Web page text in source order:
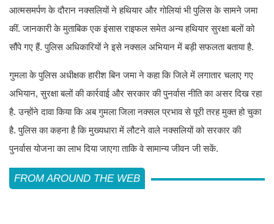
आत्मसमर्पण के दौरान नक्सलियों ने हथियार और गोलियां भी पुलिस के सामने जमा
कीं. जानकारी के मुताबिक एक इंसास राइफल समेत अन्य हथियार सुरक्षा बलों को
सौंपे गए हैं. पुलिस अधिकारियों ने इसे नक्सल अभियान में बड़ी सफलता बताया है.
गुमला के पुलिस अधीक्षक हारीश बिन जमा ने कहा कि जिले में लगातार चलाए गए
अभियान, सुरक्षा बलों की कार्रवाई और सरकार की पुनर्वास नीति का असर दिख रहा
है. उन्होंने दावा किया कि अब गुमला जिला नक्सल प्रभाव से पूरी तरह मुक्त हो चुका
है. पुलिस का कहना है कि मुख्यधारा में लौटने वाले नक्सलियों को सरकार की
पुनर्वास योजना का लाभ दिया जाएगा ताकि वे सामान्य जीवन जी सकें.
FROM AROUND THE WEB